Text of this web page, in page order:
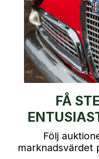
FÅ
Följ
marknadsvärdet